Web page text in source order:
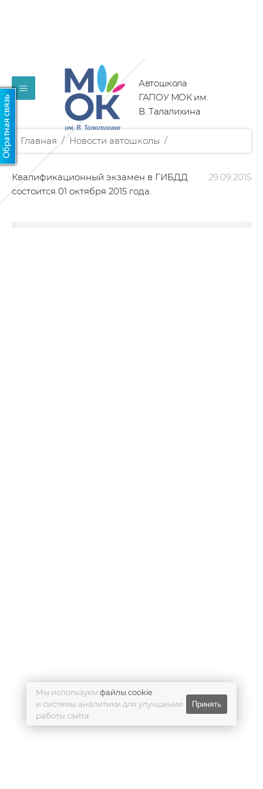
Мы используем файлы cookie
и системы аналитики для улучшения
работы сайта
Принять
Автошкола
ГАПОУ МОК им.
В. Талалихина
≡
Главная / Новости автошколы /
29.09.2015
Квалификационный экзамен в ГИБДД
состоится 01 октября 2015 года.